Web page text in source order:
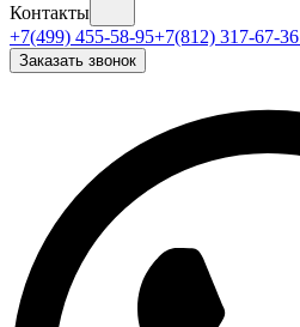
Контакты
+7(499) 455-58-95+7(812) 317-67-36
Заказать звонок